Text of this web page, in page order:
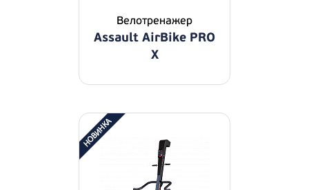
Велотренажер
Assault AirBike PRO
X